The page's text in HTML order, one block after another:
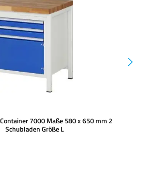
7000 Maße 580 x 650 mm 2
Schubladen Größe L